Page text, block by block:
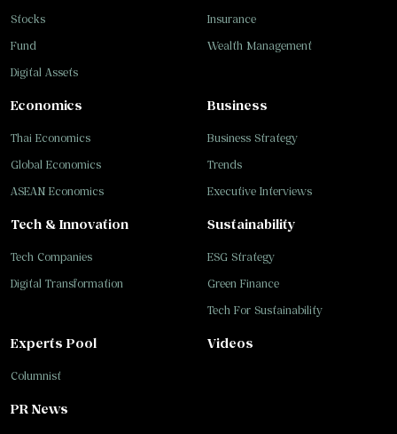
Stocks
Fund
Digital Assets
Insurance
Wealth Management
Business
Business Strategy
Trends
Executive Interviews
Tech & Innovation
Tech Companies
Digital Transformation
Sustainability
ESG Strategy
Green Finance
Tech For Sustainability
Economics
Thai Economics
Global Economics
ASEAN Economics
Experts Pool
Columnist
Videos
PR News